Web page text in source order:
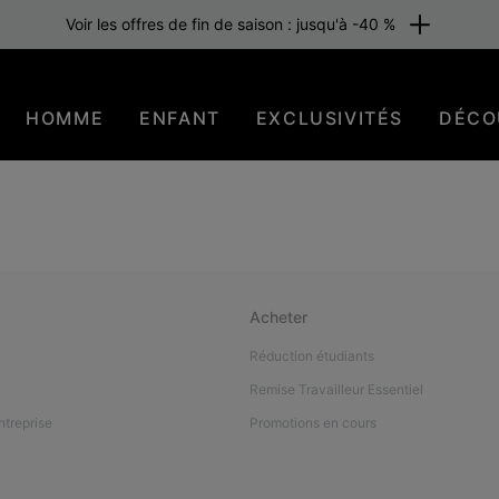
Voir les offres de fin de saison : jusqu'à -40 %
HOMME ENFANT EXCLUSIVITÉS
Acheter
Réduction étudiants
Remise Travailleur Essentiel
Promotions en cours